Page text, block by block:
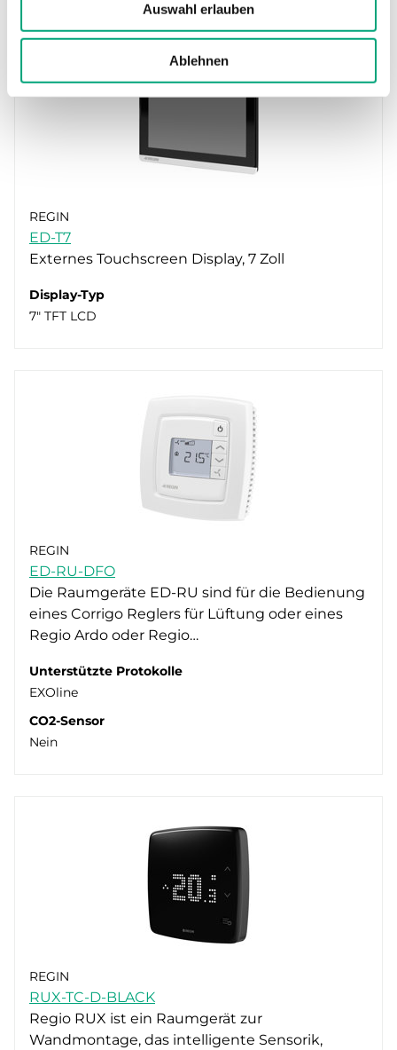
Auswahl erlauben
Ablehnen
REGIN
ED-T7
Externes Touchscreen Display, 7 Zoll
Display-Typ
7" TFT LCD
REGIN
ED-RU-DFO
Die Raumgeräte ED-RU sind für die Bedienung
eines Corrigo Reglers für Lüftung oder eines
Regio Ardo oder Regio…
Unterstützte Protokolle
EXOline
CO2-Sensor
Nein
REGIN
RUX-TC-D-BLACK
Regio RUX ist ein Raumgerät zur
Wandmontage, das intelligente Sensorik,